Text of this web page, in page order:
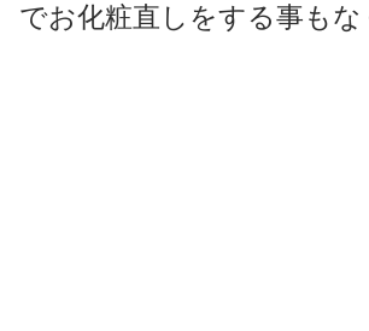
でお化粧直しをする事もな